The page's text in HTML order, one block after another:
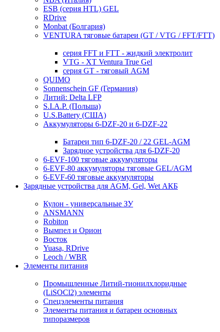
ESB (серия HTL) GEL
RDrive
Monbat (Болгария)
VENTURA тяговые батареи (GT / VTG / FFT/FTT)
серия FFT и FTT - жидкий электролит
VTG - XT Ventura True Gel
серия GT - тяговый AGM
QUIMO
Sonnenschein GF (Германия)
Литий: Delta LFP
S.I.A.P. (Польша)
U.S.Battery (США)
Аккумуляторы 6-DZF-20 и 6-DZF-22
Батареи тип 6-DZF-20 / 22 GEL-AGM
Зарядное устройства для 6-DZF-20
6-EVF-100 тяговые аккумуляторы
6-EVF-80 аккумуляторы тяговые GEL/AGM
6-EVF-60 тяговые аккумуляторы
Зарядные устройства для AGM, Gel, Wet АКБ
Кулон - универсальные ЗУ
ANSMANN
Robiton
Вымпел и Орион
Восток
Yuasa, RDrive
Leoch / WBR
Элементы питания
Промышленные Литий-тионилхлоридные
(LiSOCl2) элементы
Спецэлементы питания
Элементы питания и батареи основных
типоразмеров